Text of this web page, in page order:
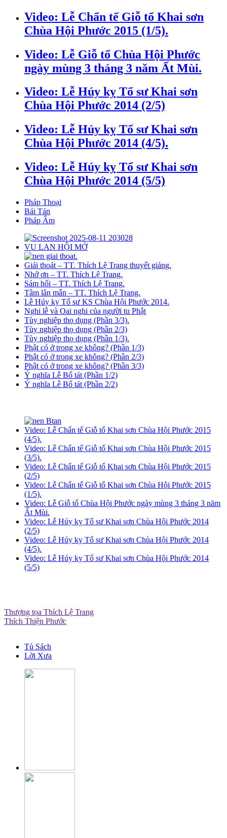
Video: Lễ Chẩn tế Giỗ tổ Khai sơn
Chùa Hội Phước 2015 (1/5).
Video: Lễ Giỗ tổ Chùa Hội Phước
ngày mùng 3 tháng 3 năm Ất Mùi.
Video: Lễ Húy kỵ Tổ sư Khai sơn
Chùa Hội Phước 2014 (2/5)
Video: Lễ Húy kỵ Tổ sư Khai sơn
Chùa Hội Phước 2014 (4/5).
Video: Lễ Húy kỵ Tổ sư Khai sơn
Chùa Hội Phước 2014 (5/5)
Pháp Thoại
Bái Tán
Pháp Âm
VU LAN HỘI MỞ
Giải thoát – TT. Thích Lệ Trang thuyết giảng.
Nhớ ơn – TT. Thích Lệ Trang.
Sám hối – TT. Thích Lệ Trang.
Tâm lân mẫn – TT. Thích Lệ Trang.
Lễ Húy kỵ Tổ sư KS Chùa Hội Phước 2014.
Nghi lễ và Oai nghi của người tu Phật
Tùy nghiệp thọ dụng (Phần 3/3).
Tùy nghiệp thọ dụng (Phần 2/3)
Tùy nghiệp thọ dụng (Phần 1/3).
Phật có ở trong xe không? (Phần 1/3)
Phật có ở trong xe không? (Phần 2/3)
Phật có ở trong xe không? (Phần 3/3)
Ý nghĩa Lễ Bố tát (Phần 1/2)
Ý nghĩa Lễ Bố tát (Phần 2/2)
Video: Lễ Chẩn tế Giỗ tổ Khai sơn Chùa Hội Phước 2015
(4/5).
Video: Lễ Chẩn tế Giỗ tổ Khai sơn Chùa Hội Phước 2015
(3/5).
Video: Lễ Chẩn tế Giỗ tổ Khai sơn Chùa Hội Phước 2015
(2/5)
Video: Lễ Chẩn tế Giỗ tổ Khai sơn Chùa Hội Phước 2015
(1/5).
Video: Lễ Giỗ tổ Chùa Hội Phước ngày mùng 3 tháng 3 năm
Ất Mùi.
Video: Lễ Húy kỵ Tổ sư Khai sơn Chùa Hội Phước 2014
(2/5)
Video: Lễ Húy kỵ Tổ sư Khai sơn Chùa Hội Phước 2014
(4/5).
Video: Lễ Húy kỵ Tổ sư Khai sơn Chùa Hội Phước 2014
(5/5)
Thượng tọa Thích Lệ Trang
Thích Thiện Phước
Tủ Sách
Lời Xưa